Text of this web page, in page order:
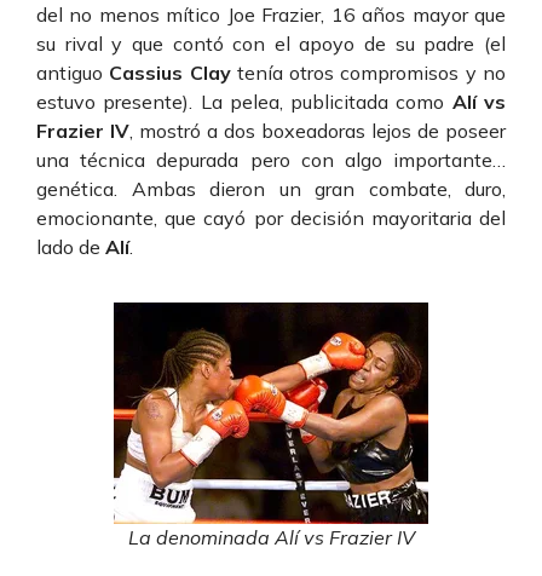
del no menos mítico Joe Frazier, 16 años mayor que
su rival y que contó con el apoyo de su padre (el
antiguo Cassius Claytenía otros compromisos y no
estuvo presente). La pelea, publicitada como Alí vs
Frazier IV , mostró a dos boxeadoras lejos de poseer
una técnica depurada pero con algo importante…
genética. Ambas dieron un gran combate, duro,
emocionante, que cayó por decisión mayoritaria del
lado de Alí.
La denominada Alí vs Frazier IV